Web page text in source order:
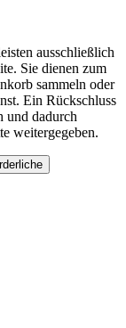
ausschließlich
Sie dienen zum
sammeln oder
Ein Rückschluss
und dadurch
weitergegeben.